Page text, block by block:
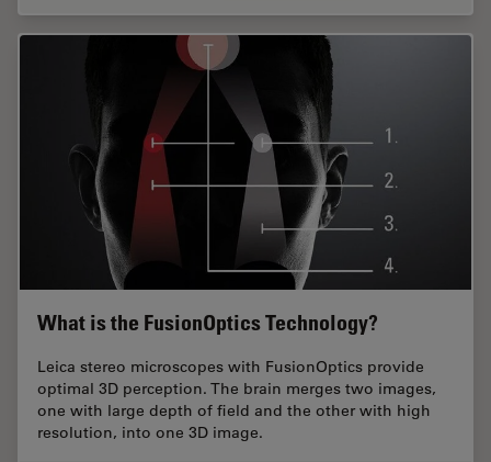
What is the FusionOptics Technology?
Leica stereo microscopes with FusionOptics provide
optimal 3D perception. The brain merges two images,
one with large depth of field and the other with high
resolution, into one 3D image.